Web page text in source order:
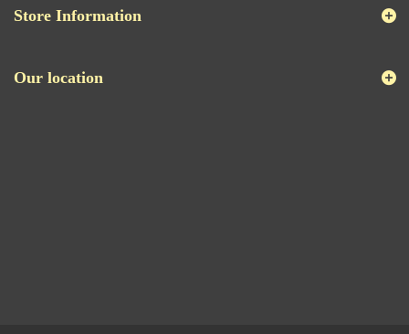
Store Information
Our location